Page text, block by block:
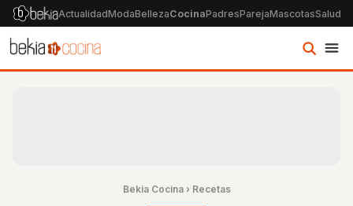
ActualidadModaBellezaCocinaPadresParejaMascotasSalud
Bekia Cocina› Recetas